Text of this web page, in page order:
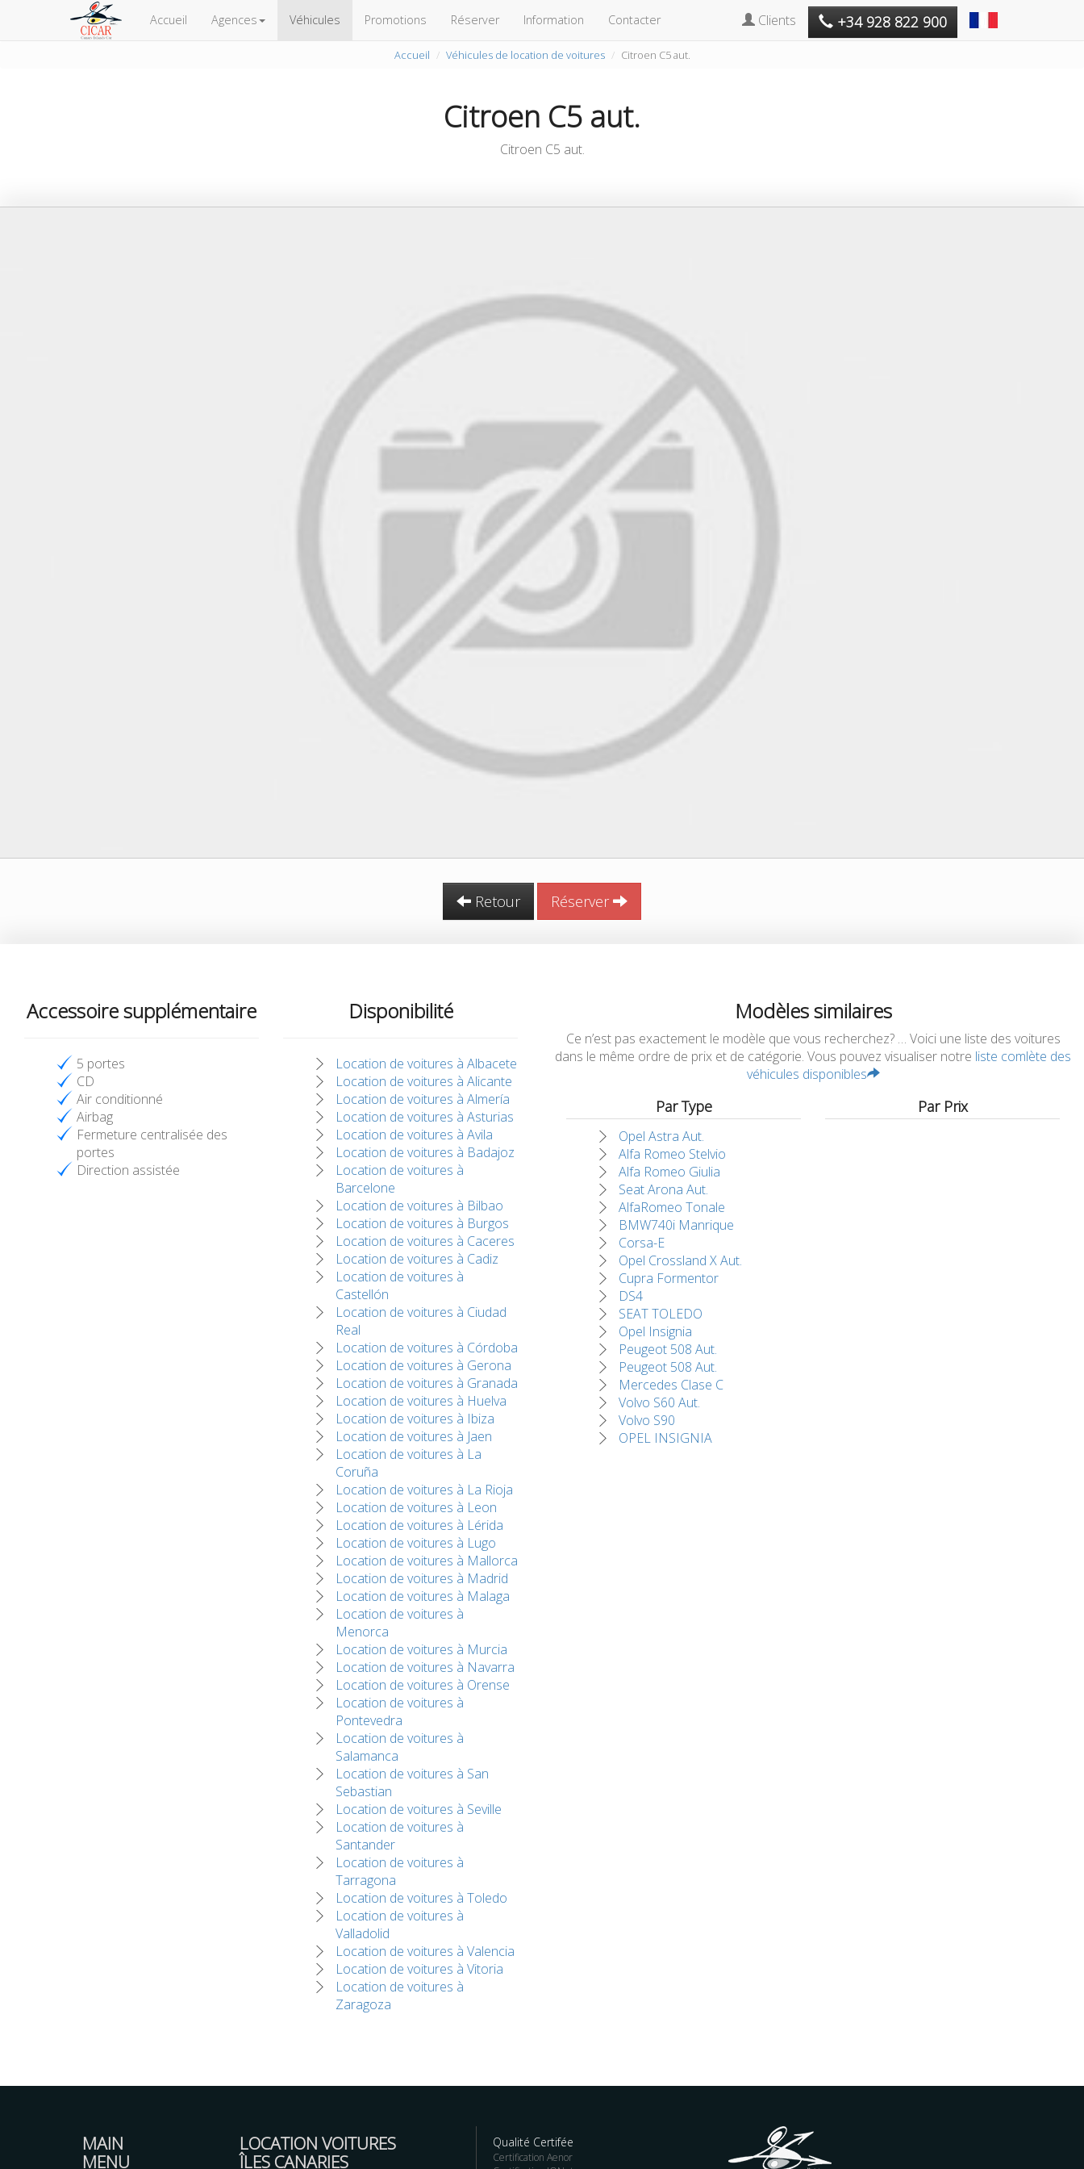
Accueil Agences Véhicules Promotions Réserver Information Contacter Clients +34 928 822 900
Accueil Véhicules de location de voitures Citroen C5 aut.
Citroen C5 aut.
Citroen C5 aut.
Retour Réserver
Accessoire supplémentaire
5 portes
CD
Air conditionné
Airbag
Fermeture centralisée des
portes
Direction assistée
Disponibilité
Location de voitures à Albacete
Location de voitures à Alicante
Location de voitures à Almería
Location de voitures à Asturias
Location de voitures à Avila
Location de voitures à Badajoz
Location de voitures à
Barcelone
Location de voitures à Bilbao
Location de voitures à Burgos
Location de voitures à Caceres
Location de voitures à Cadiz
Location de voitures à
Castellón
Location de voitures à Ciudad
Real
Location de voitures à Córdoba
Location de voitures à Gerona
Location de voitures à Granada
Location de voitures à Huelva
Location de voitures à Ibiza
Location de voitures à Jaen
Location de voitures à La
Coruña
Location de voitures à La Rioja
Location de voitures à Leon
Location de voitures à Lérida
Location de voitures à Lugo
Location de voitures à Mallorca
Location de voitures à Madrid
Location de voitures à Malaga
Location de voitures à
Menorca
Location de voitures à Murcia
Location de voitures à Navarra
Location de voitures à Orense
Location de voitures à
Pontevedra
Location de voitures à
Salamanca
Location de voitures à San
Sebastian
Location de voitures à Seville
Location de voitures à
Santander
Location de voitures à
Tarragona
Location de voitures à Toledo
Location de voitures à
Valladolid
Location de voitures à Valencia
Location de voitures à Vitoria
Location de voitures à
Zaragoza
Modèles similaires
Ce n’est pas exactement le modèle que vous recherchez? … Voici une liste des voitures
dans le même ordre de prix et de catégorie. Vous pouvez visualiser notre liste comlète des
véhicules disponibles
Par Type
Opel Astra Aut.
Alfa Romeo Stelvio
Alfa Romeo Giulia
Seat Arona Aut.
AlfaRomeo Tonale
BMW740i Manrique
Corsa-E
Opel Crossland X Aut.
Cupra Formentor
DS4
SEAT TOLEDO
Opel Insignia
Peugeot 508 Aut.
Peugeot 508 Aut.
Mercedes Clase C
Volvo S60 Aut.
Volvo S90
OPEL INSIGNIA
Par Prix
MAIN
MENU
LOCATION VOITURES
ÎLES CANARIES
Qualité Certifée
Certification Aenor